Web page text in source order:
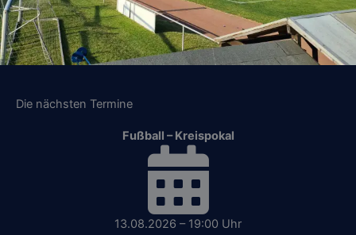
Die nächsten Termine
Fußball – Kreispokal
13.08.2026 – 19:00 Uhr